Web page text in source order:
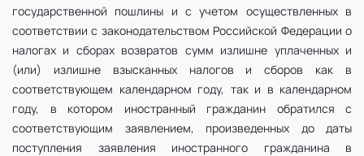
государственной пошлины и с учетом осуществленных в
соответствии с законодательством Российской Федерации о
налогах и сборах возвратов сумм излишне уплаченных и
(или) излишне взысканных налогов и сборов как в
соответствующем календарном году, так и в календарном
году, в котором иностранный гражданин обратился с
соответствующим заявлением, произведенных до даты
поступления заявления иностранного гражданина в